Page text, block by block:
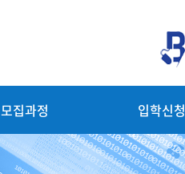
모집과정 입학신청